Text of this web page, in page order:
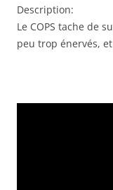
RSS FEED
EMBED
Description:
Le COPS tache de
peu trop énervés,